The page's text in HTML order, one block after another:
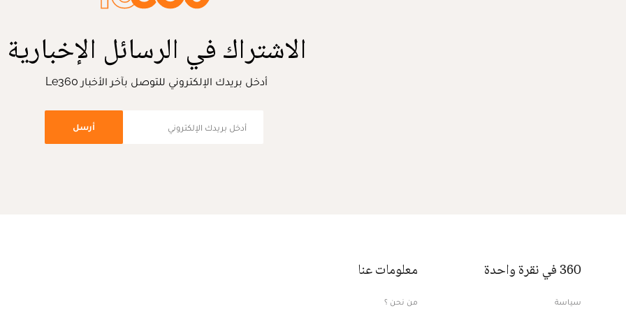
الاشتراك في الرسائل الإخبارية
أدخل بريدك الإلكتروني للتوصل بآخر الأخبار Le360
أرسل
360 في نقرة واحدة
سياسة
معلومات عنا
من نحن ؟